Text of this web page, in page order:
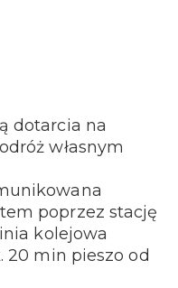
dotarcia na
własnym
poprzez stację
kolejowa
20 min pieszo od